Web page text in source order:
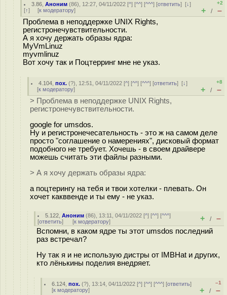
3.86 ,Аноним (86), 12:27, 04/11/2022 [^] [^^] [^^^] [ответить][↓]
[↑] [к модератору]
+2
+ / –
Проблема в неподдержке UNIX Rights,
регистронечувствительности.
А я хочу держать образы ядра:
MyVmLinuz
myvmlinuz
Вот хочу так и Поцтерринг мне не указ.
4.104 ,пох. (?), 12:51, 04/11/2022 [^] [^^] [^^^] [ответить][↓]
[к модератору]
+8
+ / –
> Проблема в неподдержке UNIX Rights,
регистронечувствительности.
google for umsdos.
Ну и регистронечесательность - это ж на самом деле
просто "соглашение о намерениях", дисковый формат
подобного не требует. Хочешь - в своем драйвере
можешь считать эти файлы разными.
> А я хочу держать образы ядра:
а поцтерингу на тебя и твои хотелки - плевать. Он
хочет какввенде и ты ему - не указ.
5.122 ,Аноним (86), 13:11, 04/11/2022 [^] [^^] [^^^]
[ответить] [к модератору] + / –
Вспомни, в каком ядре ты этот umsdos последний
раз встречал?
Ну так я и не использую дистры от IMBHat и других,
кто лёнькины поделия внедряет.
6.124 ,пох. (?), 13:14, 04/11/2022 [^] [^^] [^^^] [ответить]
[к модератору]
–1
+ / –